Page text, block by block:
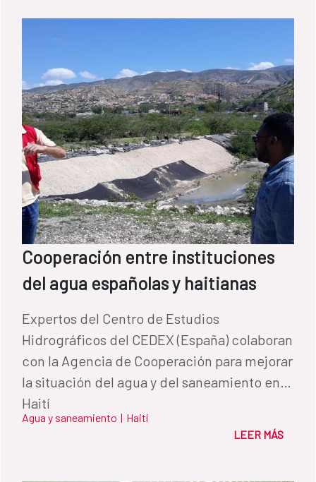
Cooperación entre instituciones
del agua españolas y haitianas
Expertos del Centro de Estudios
Hidrográficos del CEDEX (España) colaboran
con la Agencia de Cooperación para mejorar
la situación del agua y del saneamiento en
Haití
Agua y saneamiento | Haití
LEER MÁS